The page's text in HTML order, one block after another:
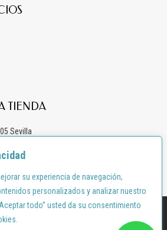
su experiencia de navegación,
personalizados y analizar nuestro
todo” usted da su consentimiento
TIENDA
Sevilla